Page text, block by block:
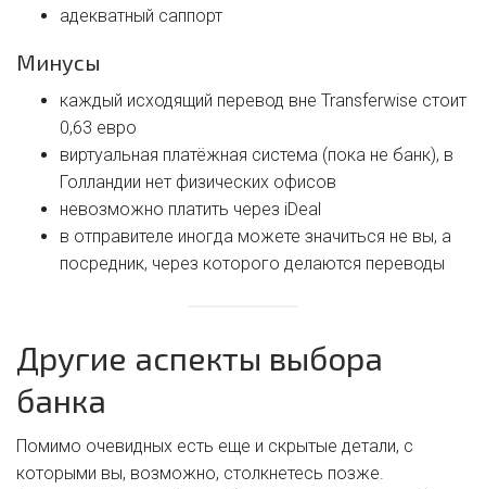
адекватный саппорт
Минусы
каждый исходящий перевод вне Transferwise стоит
0,63 евро
виртуальная платёжная система (пока не банк), в
Голландии нет физических офисов
невозможно платить через iDeal
в отправителе иногда можете значиться не вы, а
посредник, через которого делаются переводы
Другие аспекты выбора
банка
Помимо очевидных есть еще и скрытые детали, с
которыми вы, возможно, столкнетесь позже.